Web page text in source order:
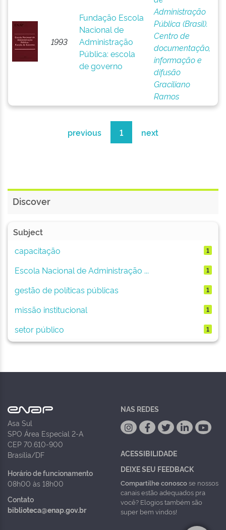
1993
Fundação Escola
Nacional de
Administração
Pública: escola
de governo
Administração
Pública (Brasil).
Centro de
documentação,
informação e
difusão
Graciliano
Ramos
previous 1 next
Discover
Subject
capacitação
1
Escola Nacional de Administração ... 1
gestão de políticas públicas 1
missão institucional 1
setor público 1
Asa Sul
SPO Área Especial 2-A
CEP 70.610-900
Brasília/DF
Horário de funcionamento
08h00 às 18h00
Contato
biblioteca@enap.gov.br
NAS REDES
ACESSIBILIDADE
DEIXE SEU FEEDBACK
Compartilhe conoscose nossos
canais estão adequados pra
você? Elogios também são
super bem vindos!